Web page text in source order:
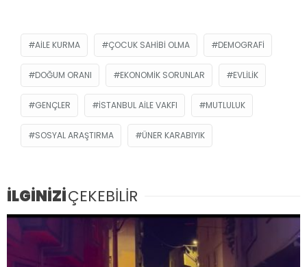
AILE KURMA ÇOCUK SAHIBI OLMA DEMOGRAFI
DOĞUM ORANI EKONOMIK SORUNLAR EVLILIK
GENÇLER İSTANBUL AILE VAKFI MUTLULUK
SOSYAL ARAŞTIRMA ÜNER KARABIYIK
İLGİNİZİÇEKEBİLİR